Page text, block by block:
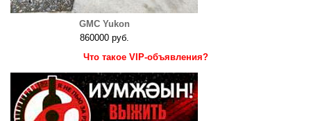
GMC Yukon
860000 руб.
Что такое VIP-объявления?